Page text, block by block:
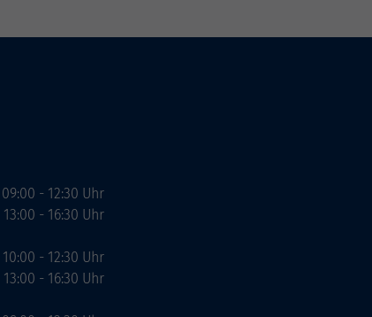
09:00 - 12:30 Uhr
13:00 - 16:30 Uhr
10:00 - 12:30 Uhr
13:00 - 16:30 Uhr